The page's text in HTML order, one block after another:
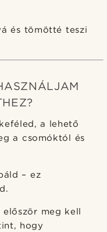
és tömötté teszi
a lehető
a csomóktól és
– ez
meg kell
hogy